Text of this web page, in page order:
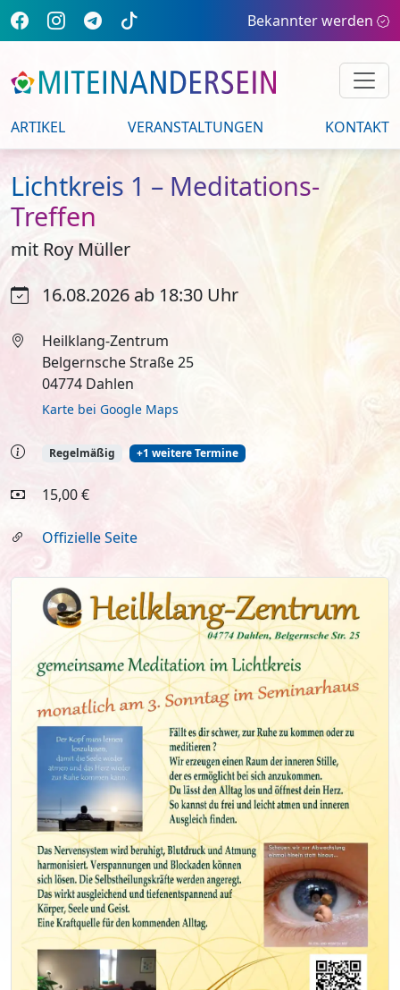
Bekannter werden
ARTIKEL VERANSTALTUNGEN KONTAKT
Lichtkreis 1 – Meditations-
Treffen
mit Roy Müller
16.08.2026 ab 18:30 Uhr
Heilklang-Zentrum
Belgernsche Straße 25
04774 Dahlen
Karte bei Google Maps
Regelmäßig +1 weitere Termine
15,00 €
Offizielle Seite